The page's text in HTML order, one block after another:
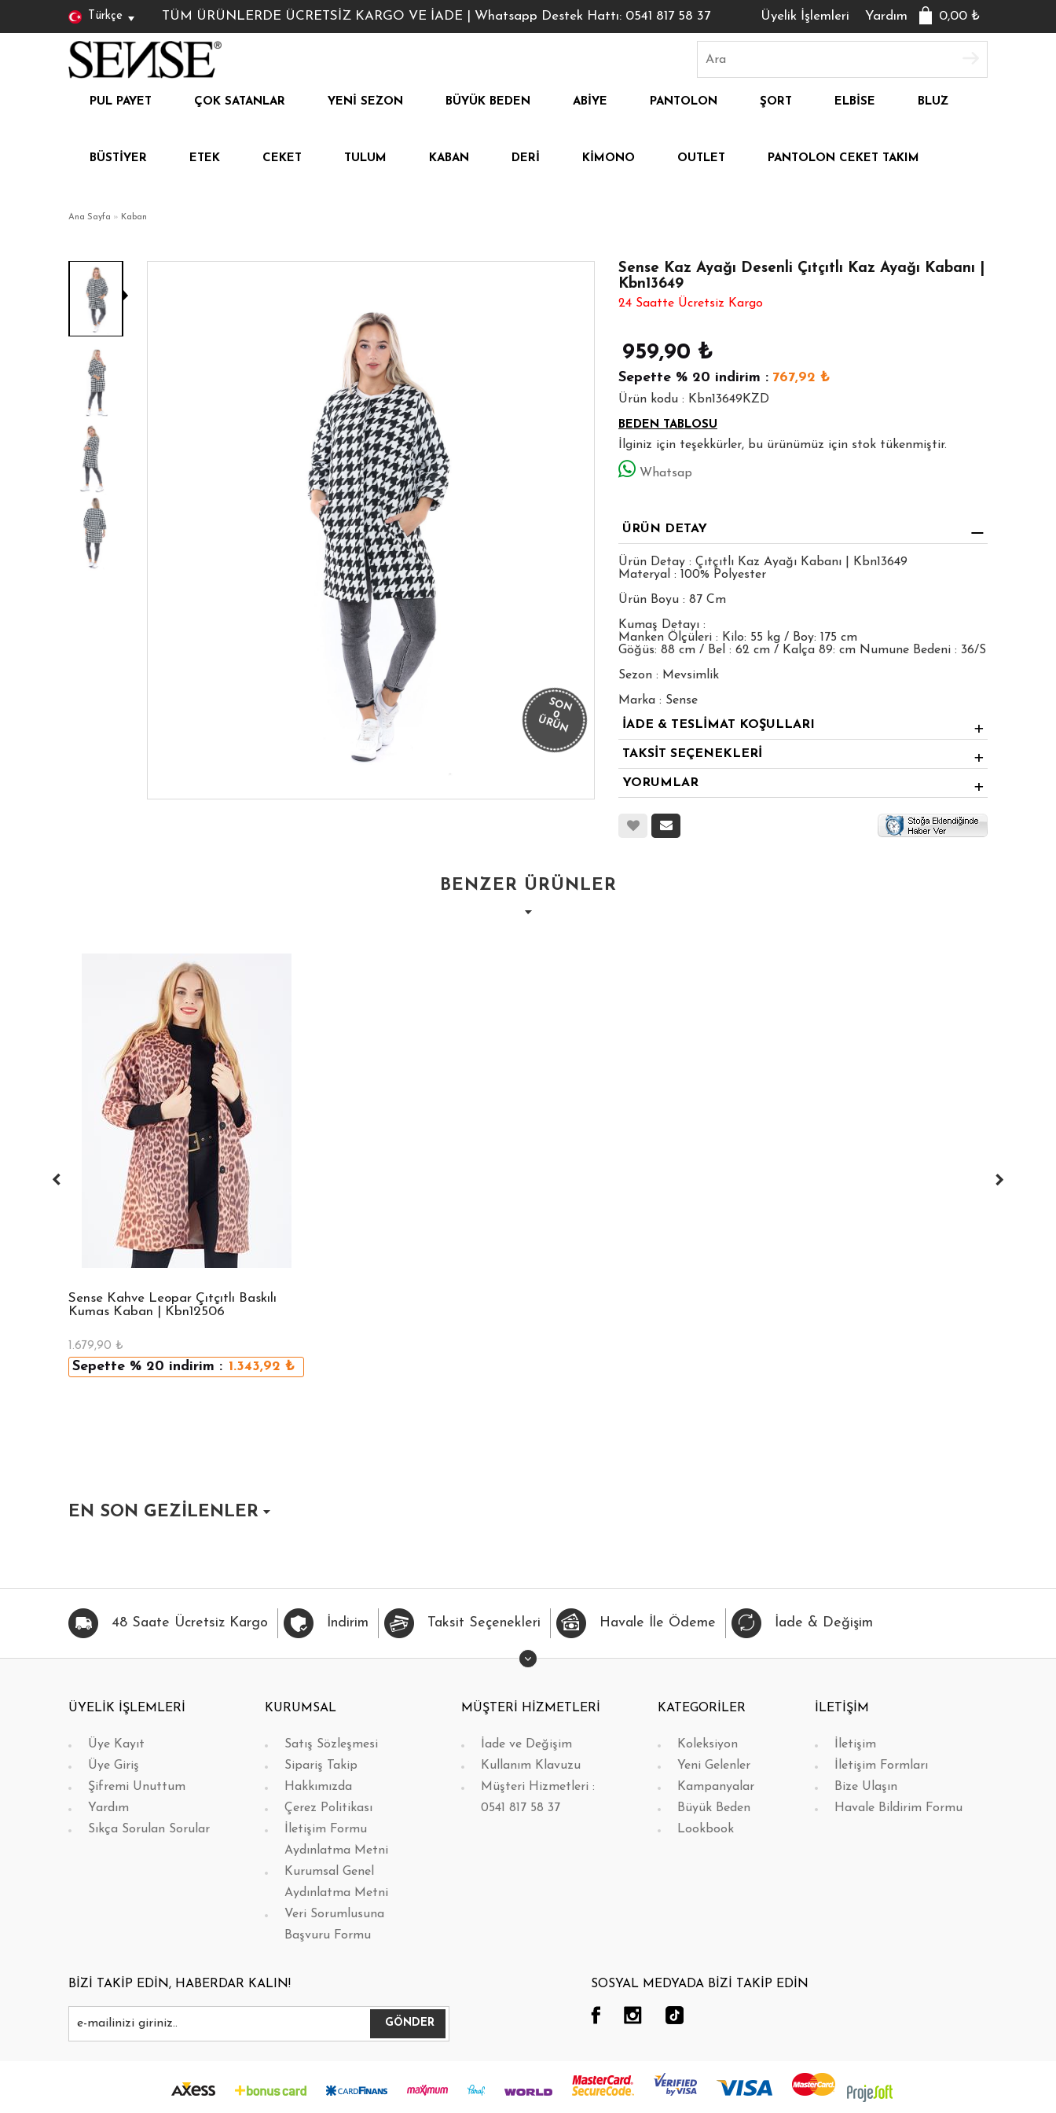
Türkçe TÜM ÜRÜNLERDE ÜCRETSİZ KARGO VE İADE | Whatsapp Destek Hattı: 0541 817 58 37 0,00 ₺
Yardım
Üyelik İşlemleri
PUL PAYET ÇOK SATANLAR YENI SEZON BÜYÜK BEDEN ABIYE PANTOLON ŞORT ELBISE BLUZ
BÜSTIYER ETEK CEKET TULUM KABAN DERI KIMONO OUTLET PANTOLON CEKET TAKIM
Ana Sayfa » Kaban
SON
0
ÜRÜN
Sense Kaz Ayağı Desenli Çıtçıtlı Kaz Ayağı Kabanı |
Kbn13649
24 Saatte Ücretsiz Kargo
959,90 ₺
Sepette % 20 indirim : 767,92 ₺
Ürün kodu : Kbn13649KZD
BEDEN TABLOSU
İlginiz için teşekkürler, bu ürünümüz için stok tükenmiştir.
Whatsap
ÜRÜN DETAY
Ürün Detay : Çıtçıtlı Kaz Ayağı Kabanı | Kbn13649
Materyal : 100% Polyester
Ürün Boyu : 87 Cm
Kumaş Detayı :
Manken Ölçüleri : Kilo: 55 kg / Boy: 175 cm
Göğüs: 88 cm / Bel : 62 cm / Kalça 89: cm Numune Bedeni : 36/S
Sezon : Mevsimlik
Marka : Sense
İADE & TESLİMAT KOŞULLARI
TAKSİT SEÇENEKLERİ
YORUMLAR
BENZER ÜRÜNLER
FAVORİLERİME EKLE HIZLI BAK
Sense Kahve Leopar Çıtçıtlı Baskılı
Kumas Kaban | Kbn12506
1.679,90 ₺
Sepette % 20 indirim : 1.343,92 ₺
EN SON GEZİLENLER
48 Saate Ücretsiz Kargo İndirim Taksit Seçenekleri Havale İle Ödeme İade & Değişim
ÜYELİK İŞLEMLERİ
Üye Kayıt
Üye Giriş
Şifremi Unuttum
Yardım
Sıkça Sorulan Sorular
KURUMSAL
Satış Sözleşmesi
Sipariş Takip
Hakkımızda
Çerez Politikası
İletişim Formu
Aydınlatma Metni
Kurumsal Genel
Aydınlatma Metni
Veri Sorumlusuna
Başvuru Formu
MÜŞTERİ HİZMETLERİ
İade ve Değişim
Kullanım Klavuzu
Müşteri Hizmetleri :
0541 817 58 37
KATEGORİLER
Koleksiyon
Yeni Gelenler
Kampanyalar
Büyük Beden
Lookbook
İLETİŞİM
İletişim
İletişim Formları
Bize Ulaşın
Havale Bildirim Formu
BİZİ TAKİP EDİN, HABERDAR KALIN! SOSYAL MEDYADA BİZİ TAKİP EDİN